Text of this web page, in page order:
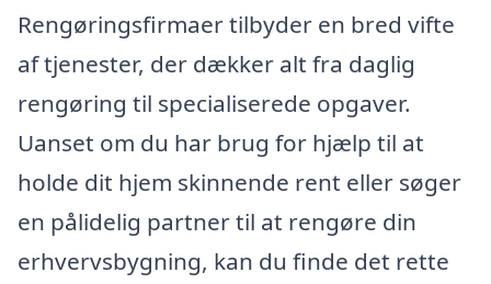
Rengøringsfirmaer tilbyder en bred vifte
af tjenester, der dækker alt fra daglig
rengøring til specialiserede opgaver.
Uanset om du har brug for hjælp til at
holde dit hjem skinnende rent eller søger
en pålidelig partner til at rengøre din
erhvervsbygning, kan du finde det rette